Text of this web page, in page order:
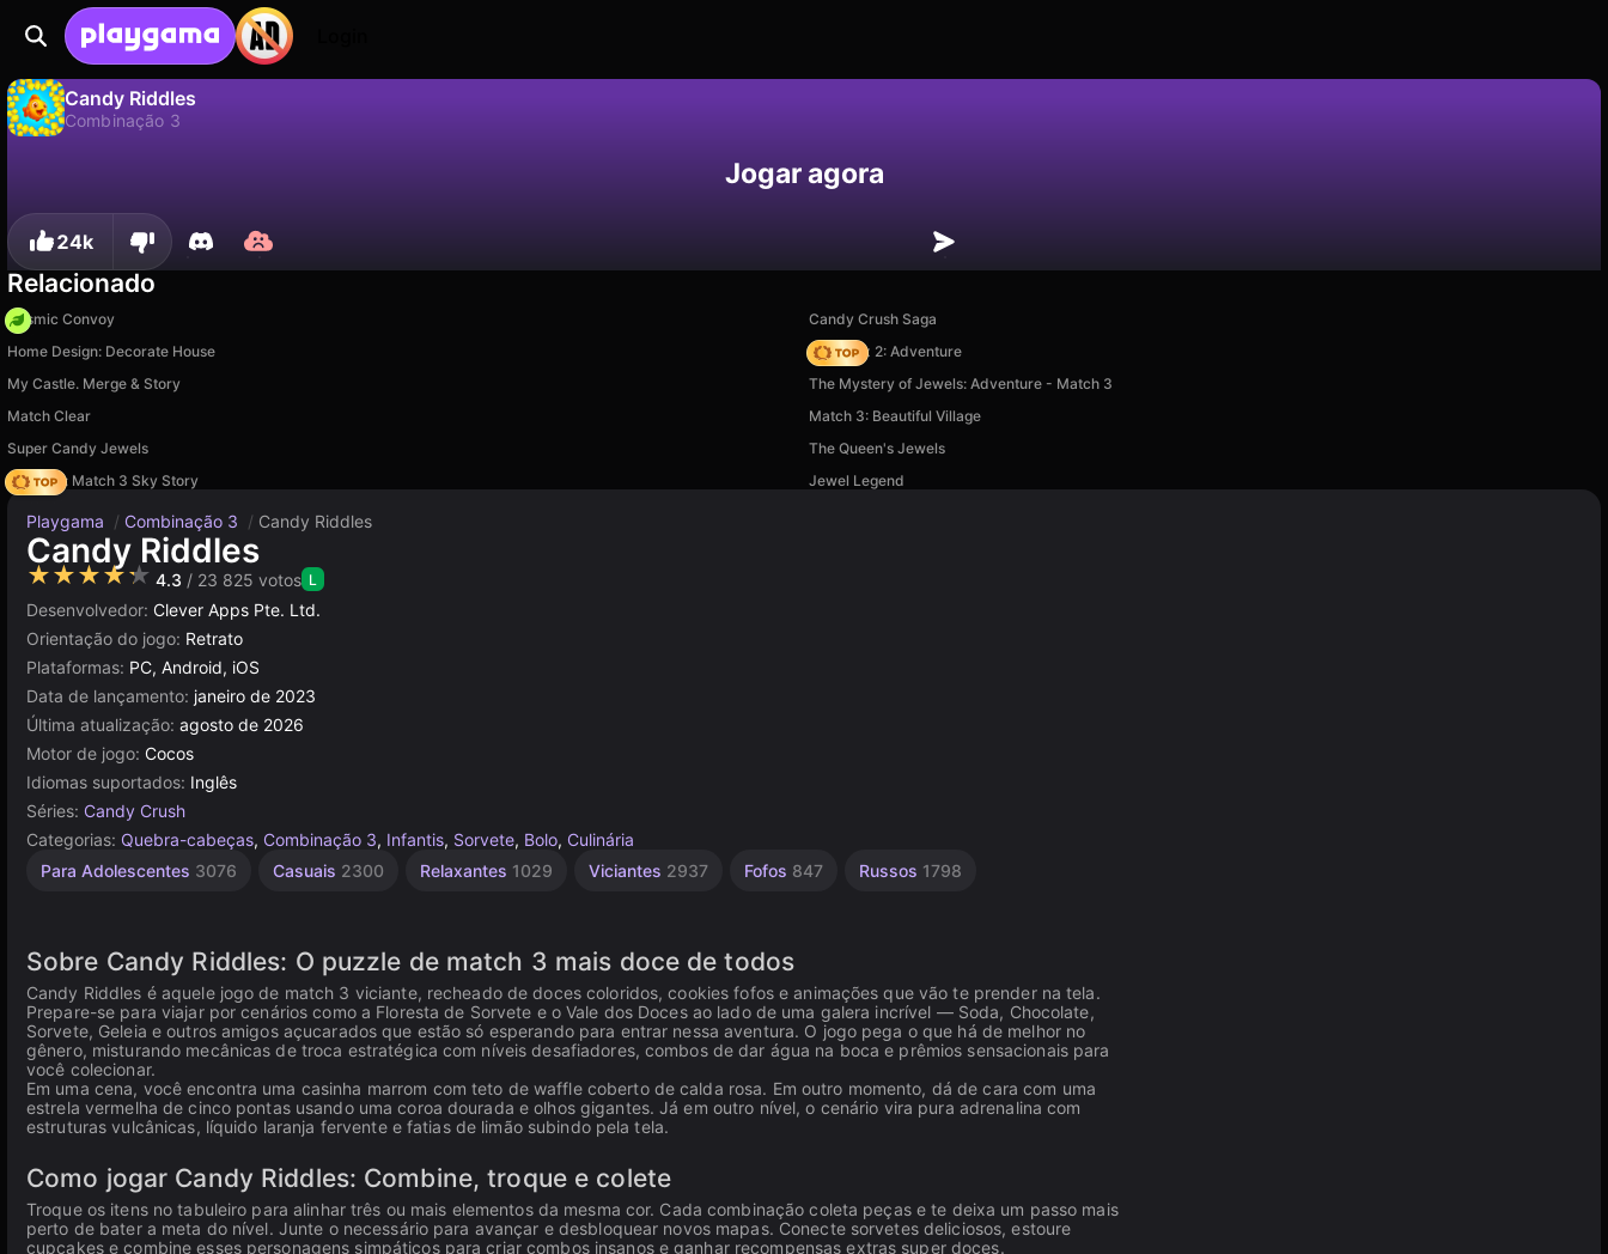
Candy Riddles
Combinação 3
Jogar agora
24k
Relacionado
Cosmic Convoy
Candy Crush Saga
Home Design: Decorate House
Vega Mix 2: Adventure
My Castle. Merge & Story
The Mystery of Jewels: Adventure - Match 3
Match Clear
Match 3: Beautiful Village
Super Candy Jewels
The Queen's Jewels
Diamant: Match 3 Sky Story
Jewel Legend
Playgama / Combinação 3 / Candy Riddles
Candy Riddles
★★★★★ 4.3 / 23 825 votos L
Desenvolvedor: Clever Apps Pte. Ltd.
Orientação do jogo: Retrato
Plataformas: PC, Android, iOS
Data de lançamento: janeiro de 2023
Última atualização: agosto de 2026
Motor de jogo: Cocos
Idiomas suportados: Inglês
Séries: Candy Crush
Categorias: Quebra-cabeças, Combinação 3, Infantis, Sorvete, Bolo, Culinária
Para Adolescentes 3076 Casuais 2300 Relaxantes 1029 Viciantes 2937 Fofos 847 Russos 1798
Infantis
Navegador
Cocos
Sobre Candy Riddles: O puzzle de match 3 mais doce de todos
Candy Riddles é aquele jogo de match 3 viciante, recheado de doces coloridos, cookies fofos e animações que vão te prender na tela.
Prepare-se para viajar por cenários como a Floresta de Sorvete e o Vale dos Doces ao lado de uma galera incrível — Soda, Chocolate,
Sorvete, Geleia e outros amigos açucarados que estão só esperando para entrar nessa aventura. O jogo pega o que há de melhor no
gênero, misturando mecânicas de troca estratégica com níveis desafiadores, combos de dar água na boca e prêmios sensacionais para
você colecionar.
Em uma cena, você encontra uma casinha marrom com teto de waffle coberto de calda rosa. Em outro momento, dá de cara com uma
estrela vermelha de cinco pontas usando uma coroa dourada e olhos gigantes. Já em outro nível, o cenário vira pura adrenalina com
estruturas vulcânicas, líquido laranja fervente e fatias de limão subindo pela tela.
Como jogar Candy Riddles: Combine, troque e colete
Troque os itens no tabuleiro para alinhar três ou mais elementos da mesma cor. Cada combinação coleta peças e te deixa um passo mais
perto de bater a meta do nível. Junte o necessário para avançar e desbloquear novos mapas. Conecte sorvetes deliciosos, estoure
cupcakes e combine esses personagens simpáticos para criar combos insanos e ganhar recompensas extras super doces.